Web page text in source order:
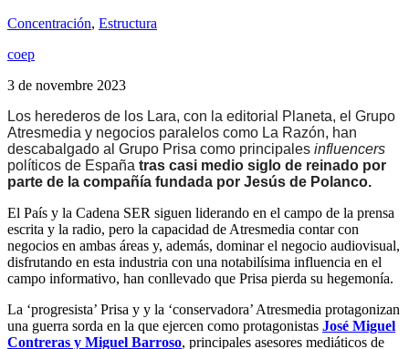
Concentración, Estructura
coep
3 de novembre 2023
Los herederos de los Lara, con la editorial Planeta, el Grupo
Atresmedia y negocios paralelos como La Razón, han
descabalgado al Grupo Prisa como principales influencers
políticos de España tras casi medio siglo de reinado por
parte de la compañía fundada por Jesús de Polanco.
El País y la Cadena SER siguen liderando en el campo de la prensa
escrita y la radio, pero la capacidad de Atresmedia contar con
negocios en ambas áreas y, además, dominar el negocio audiovisual,
disfrutando en esta industria con una notabilísima influencia en el
campo informativo, han conllevado que Prisa pierda su hegemonía.
La ‘progresista’ Prisa y y la ‘conservadora’ Atresmedia protagonizan
una guerra sorda en la que ejercen como protagonistas José Miguel
Contreras y Miguel Barroso, principales asesores mediáticos de